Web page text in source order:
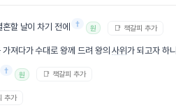
할 날이 차기 전에 † 원 📑 책갈피 추가
져다가 수대로 왕께 드려 왕의사위가 되고자 하니
† 원 📑 책갈피 추가
추가